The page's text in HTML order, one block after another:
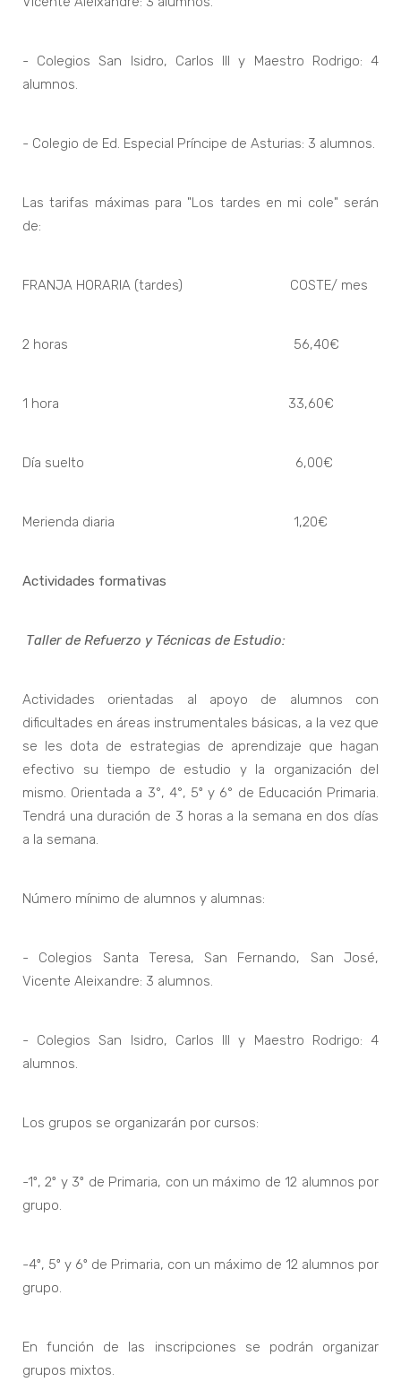
- Colegios San Isidro, Carlos III y Maestro Rodrigo: 4
alumnos.
- Colegio de Ed. Especial Príncipe de Asturias: 3 alumnos.
Las tarifas máximas para "Los tardes en mi cole" serán
de:
FRANJA HORARIA (tardes) COSTE/ mes
2 horas 56,40€
1 hora 33,60€
Día suelto 6,00€
Merienda diaria 1,20€
Actividades formativas
Taller de Refuerzo y Técnicas de Estudio:
Actividades orientadas al apoyo de alumnos con
dificultades en áreas instrumentales básicas, a la vez que
se les dota de estrategias de aprendizaje que hagan
efectivo su tiempo de estudio y la organización del
mismo. Orientada a 3°, 4°, 5º y 6° de Educación Primaria.
Tendrá una duración de 3 horas a la semana en dos días
a la semana.
Número mínimo de alumnos y alumnas:
- Colegios Santa Teresa, San Fernando, San José,
Vicente Aleixandre: 3 alumnos.
- Colegios San Isidro, Carlos III y Maestro Rodrigo: 4
alumnos.
Los grupos se organizarán por cursos:
-1º, 2º y 3º de Primaria, con un máximo de 12 alumnos por
grupo.
-4º, 5º y 6º de Primaria, con un máximo de 12 alumnos por
grupo.
En función de las inscripciones se podrán organizar
grupos mixtos.